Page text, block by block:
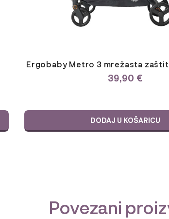
Ergobaby Metro 3 mrežasta
39,90 €
DODAJ U KOŠARICU
Povezani